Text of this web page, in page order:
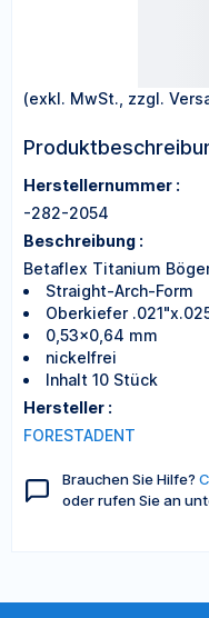
(exkl. MwSt., zzgl.
Herstellernummer :
-282-2054
Beschreibung :
Betaflex Titanium
Straight-Arch-Form
Oberkiefer
0,53x0,64 mm
nickelfrei
Inhalt 10 Stück
Hersteller :
FORESTADENT
Brauchen Sie Hilfe?
oder rufen Sie an